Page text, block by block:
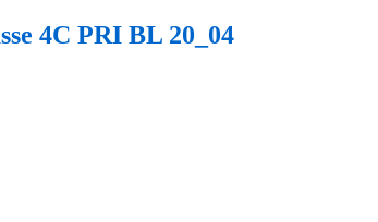
4C PRI BL 20_04